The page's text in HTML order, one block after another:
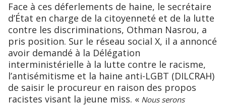
Face à ces déferlements de haine, le secrétaire
d’État en charge de la citoyenneté et de la lutte
contre les discriminations, Othman Nasrou, a
pris position. Sur le réseau social X, il a annoncé
avoir demandé à la Délégation
interministérielle à la lutte contre le racisme,
l’antisémitisme et la haine anti-LGBT (DILCRAH)
de saisir le procureur en raison des propos
racistes visant la jeune miss. « Nous serons